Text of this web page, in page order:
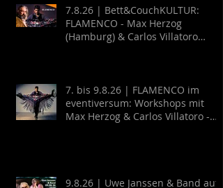
7.8.26 | Bett&CouchKULTUR:
FLAMENCO - Max Herzog
(Hamburg) & Carlos Villatoro
7. bis 9.8.26 | FLAMENCO im
eventiversum: Workshops mit
Max Herzog & Carlos Villatoro -
9.8.26 | Uwe Janssen & Band auf